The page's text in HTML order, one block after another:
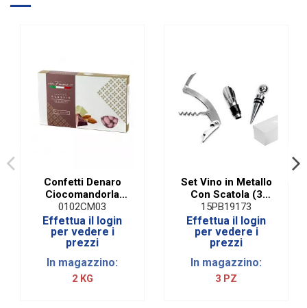
Confetti Denaro
Ciocomandorla
Classic Rosa | 1 Kg
0102CM03
Effettua il login
per vedere i
prezzi
In magazzino:
2 KG
Set Vino in Metallo
Con Scatola (3
PZ.)
15PB19173
Effettua il login
per vedere i
prezzi
In magazzino:
3 PZ